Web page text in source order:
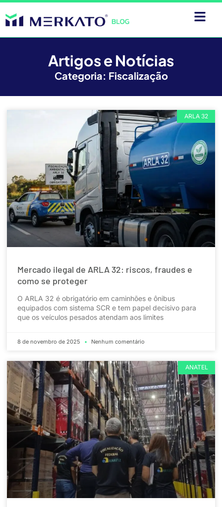
Artigos e Notícias
Categoria: Fiscalização
ARLA 32
Mercado ilegal de ARLA 32: riscos, fraudes e
como se proteger
O ARLA 32 é obrigatório em caminhões e ônibus
equipados com sistema SCR e tem papel decisivo para
que os veículos pesados atendam aos limites
8 de novembro de 2025 Nenhum comentário
ANATEL